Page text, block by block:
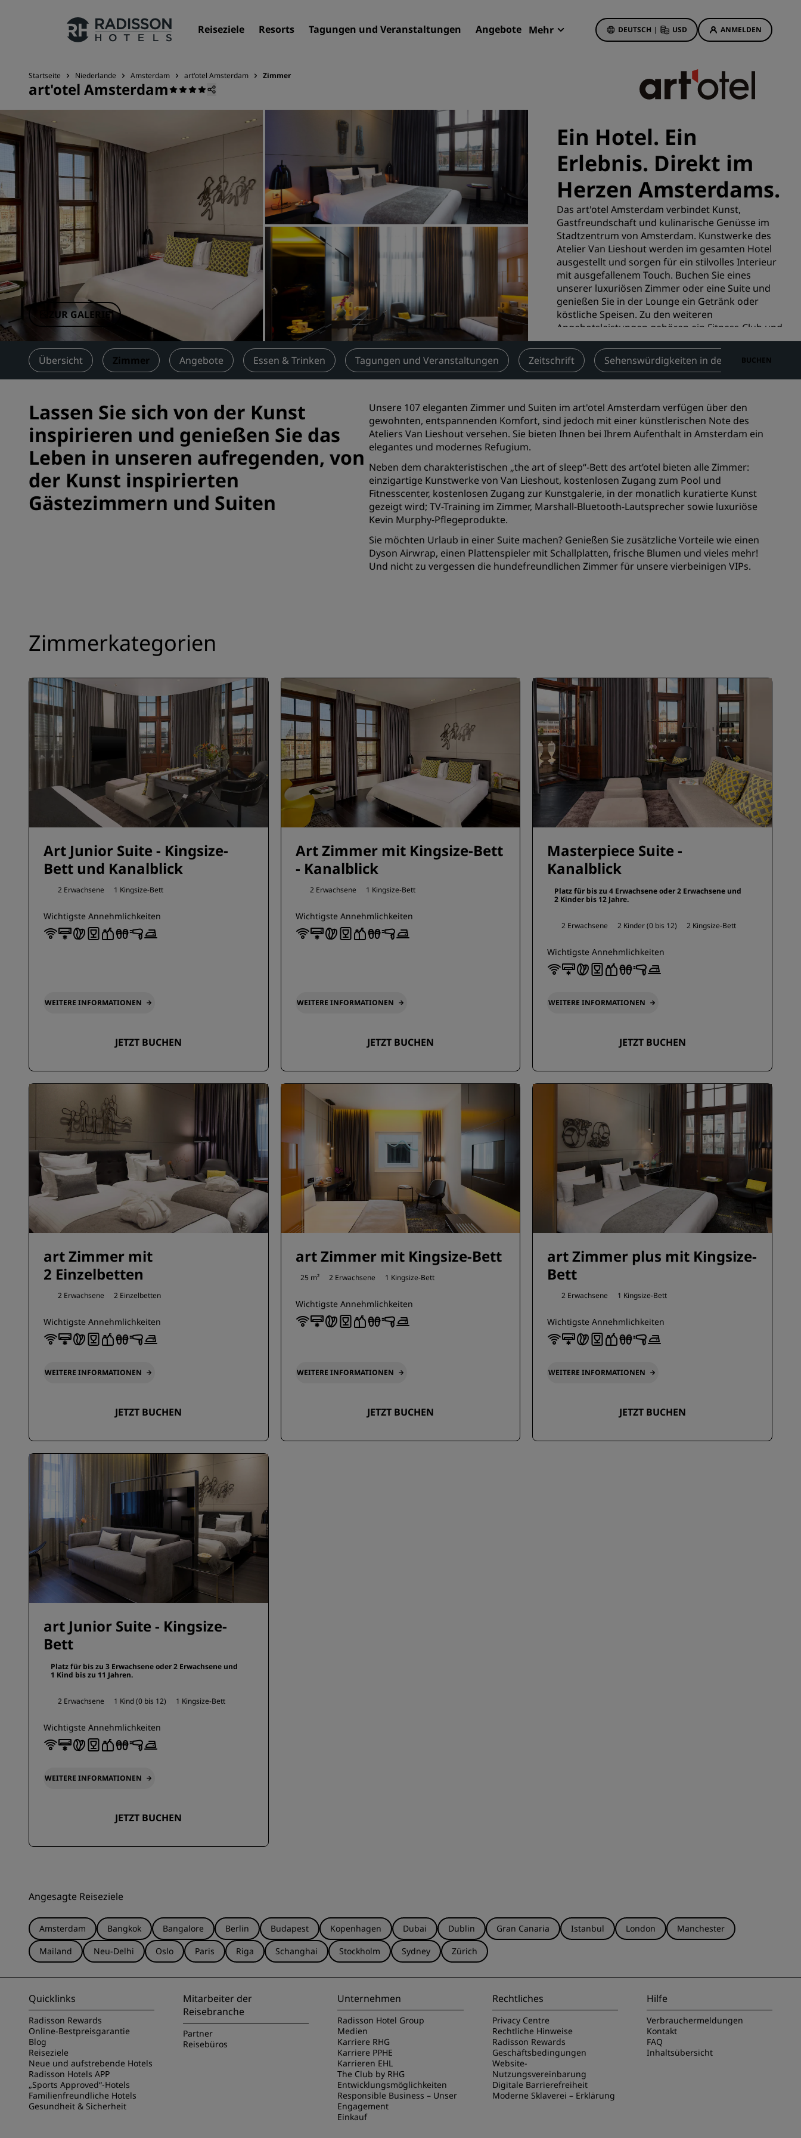
Reiseziele Resorts Tagungen und Veranstaltungen Angebote Mehr DEUTSCH | USD ANMELDEN
Unsere Marken
Marken von Radisson Hotels
Verbundene Marken in China
Resorts
Serviced Apartments
Flughafenhotels
Neue und geplante Hotels
Tagungen und
Veranstaltungen
Entdecken Sie Radisson Meetings
Einen Meetingraum buchen
Fordern Sie ein Angebot an
Veranstaltungsorte
Branchenlösungen
Flüge suchen
Restaurants
Nach einem Restaurant suchen
Digitale Services
Radisson Hotels App
Hotelangebote
Bonus für die erste Buchung
Deals of the Day
Im Voraus buchen
Unsere Angebote anzeigen
Reisevorschläge
Familienfreundliche Hotels
Rad Pets
Hochzeitslocations
Nachhaltige Aufenthalte
Aufenthalte für Sportteams
Geschäftsreisender
Hotels im Stadtzentrum
Besuchen Sie unseren Blog
Radisson Rewards
Entdecken Sie Radisson Rewards
So verwenden Sie Punkte
So sammeln Sie Punkte
Bookers and Planners
REGISTRIEREN
Startseite Niederlande Amsterdam art'otel Amsterdam Zimmer
art'otel Amsterdam
ZUR GALERIE
Ein Hotel. Ein
Erlebnis. Direkt im
Herzen Amsterdams.
Das art'otel Amsterdam verbindet Kunst,
Gastfreundschaft und kulinarische Genüsse im
Stadtzentrum von Amsterdam. Kunstwerke des
Atelier Van Lieshout werden im gesamten Hotel
ausgestellt und sorgen für ein stilvolles Interieur
mit ausgefallenem Touch. Buchen Sie eines
unserer luxuriösen Zimmer oder eine Suite und
genießen Sie in der Lounge ein Getränk oder
köstliche Speisen. Zu den weiteren
Angebotsleistungen gehören ein Fitness-Club und
ein großer Galeriebereich.
Check-in 3:00pm Zur Kasse 12:00pm
Übersicht Zimmer Angebote Essen & Trinken Tagungen und Veranstaltungen Zeitschrift Sehenswürdigkeiten in der NäheBUCHEN
Lassen Sie sich von der Kunst
inspirieren und genießen Sie das
Leben in unseren aufregenden, von
der Kunst inspirierten
Gästezimmern und Suiten
Unsere 107 eleganten Zimmer und Suiten im art'otel Amsterdam verfügen über den
gewohnten, entspannenden Komfort, sind jedoch mit einer künstlerischen Note des
Ateliers Van Lieshout versehen. Sie bieten Ihnen bei Ihrem Aufenthalt in Amsterdam ein
elegantes und modernes Refugium.
Neben dem charakteristischen „the art of sleep“-Bett des art’otel bieten alle Zimmer:
einzigartige Kunstwerke von Van Lieshout, kostenlosen Zugang zum Pool und
Fitnesscenter, kostenlosen Zugang zur Kunstgalerie, in der monatlich kuratierte Kunst
gezeigt wird; TV-Training im Zimmer, Marshall-Bluetooth-Lautsprecher sowie luxuriöse
Kevin Murphy-Pflegeprodukte.
Sie möchten Urlaub in einer Suite machen? Genießen Sie zusätzliche Vorteile wie einen
Dyson Airwrap, einen Plattenspieler mit Schallplatten, frische Blumen und vieles mehr!
Und nicht zu vergessen die hundefreundlichen Zimmer für unsere vierbeinigen VIPs.
Zimmerkategorien
Art Junior Suite - Kingsize-
Bett und Kanalblick
2 Erwachsene 1 Kingsize-Bett
Wichtigste Annehmlichkeiten
WEITERE INFORMATIONEN
JETZT BUCHEN
Art Zimmer mit Kingsize-Bett
- Kanalblick
2 Erwachsene 1 Kingsize-Bett
Wichtigste Annehmlichkeiten
WEITERE INFORMATIONEN
JETZT BUCHEN
Masterpiece Suite -
Kanalblick
Platz für bis zu 4 Erwachsene oder 2 Erwachsene und
2 Kinder bis 12 Jahre.
2 Erwachsene 2 Kinder (0 bis 12) 2 Kingsize-Bett
Wichtigste Annehmlichkeiten
WEITERE INFORMATIONEN
JETZT BUCHEN
art Zimmer mit
2 Einzelbetten
2 Erwachsene 2 Einzelbetten
Wichtigste Annehmlichkeiten
WEITERE INFORMATIONEN
JETZT BUCHEN
art Zimmer mit Kingsize-Bett
25 m² 2 Erwachsene 1 Kingsize-Bett
Wichtigste Annehmlichkeiten
WEITERE INFORMATIONEN
JETZT BUCHEN
art Zimmer plus mit Kingsize-
Bett
2 Erwachsene 1 Kingsize-Bett
Wichtigste Annehmlichkeiten
WEITERE INFORMATIONEN
JETZT BUCHEN
art Junior Suite - Kingsize-
Bett
Platz für bis zu 3 Erwachsene oder 2 Erwachsene und
1 Kind bis zu 11 Jahren.
2 Erwachsene 1 Kind (0 bis 12) 1 Kingsize-Bett
Wichtigste Annehmlichkeiten
WEITERE INFORMATIONEN
JETZT BUCHEN
Angesagte Reiseziele
Amsterdam Bangkok Bangalore Berlin Budapest Kopenhagen Dubai Dublin Gran Canaria Istanbul London
Manchester
Mailand
Neu-Delhi Oslo Paris Riga Schanghai Stockholm Sydney Zürich
Quicklinks
Radisson Rewards
Online-Bestpreisgarantie
Blog
Reiseziele
Neue und aufstrebende Hotels
Radisson Hotels APP
„Sports Approved“-Hotels
Familienfreundliche Hotels
Gesundheit & Sicherheit
Mitarbeiter der
Reisebranche
Partner
Reisebüros
Unternehmen
Radisson Hotel Group
Medien
Karriere RHG
Karriere PPHE
Karrieren EHL
The Club by RHG
Entwicklungsmöglichkeiten
Responsible Business – Unser
Engagement
Einkauf
Rechtliches
Privacy Centre
Rechtliche Hinweise
Radisson Rewards
Geschäftsbedingungen
Website-
Nutzungsvereinbarung
Digitale Barrierefreiheit
Moderne Sklaverei – Erklärung
Hilfe
Verbrauchermeldungen
Kontakt
FAQ
Inhaltsübersicht